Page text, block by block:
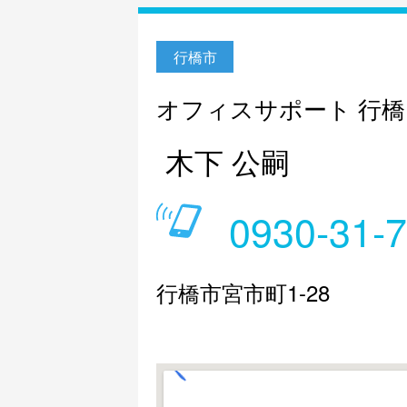
行橋市
オフィスサポート 行橋
木下 公嗣
0930-31-
行橋市宮市町1-28